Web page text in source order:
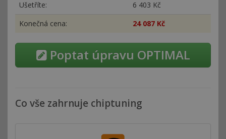
Ušetříte:
6 403 Kč
Konečná cena:
24 087 Kč
Poptat úpravu OPTIMAL
Co vše zahrnuje chiptuning